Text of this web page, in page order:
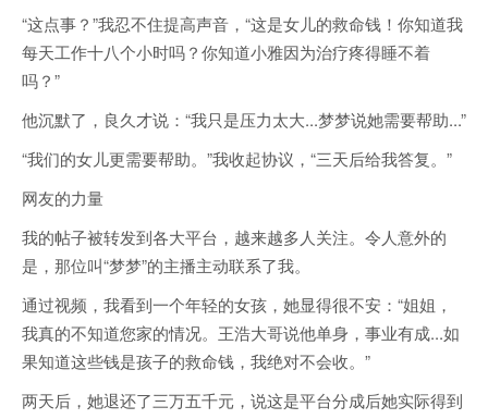
“这点事？”我忍不住提高声音，“这是女儿的救命钱！你知道我
每天工作十八个小时吗？你知道小雅因为治疗疼得睡不着
吗？”
他沉默了，良久才说：“我只是压力太大...梦梦说她需要帮助...”
“我们的女儿更需要帮助。”我收起协议，“三天后给我答复。”
网友的力量
我的帖子被转发到各大平台，越来越多人关注。令人意外的
是，那位叫“梦梦”的主播主动联系了我。
通过视频，我看到一个年轻的女孩，她显得很不安：“姐姐，
我真的不知道您家的情况。王浩大哥说他单身，事业有成...如
果知道这些钱是孩子的救命钱，我绝对不会收。”
两天后，她退还了三万五千元，说这是平台分成后她实际得到